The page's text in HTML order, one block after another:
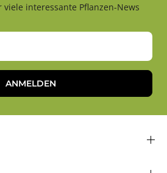
interessante Pflanzen-News
ANMELDEN